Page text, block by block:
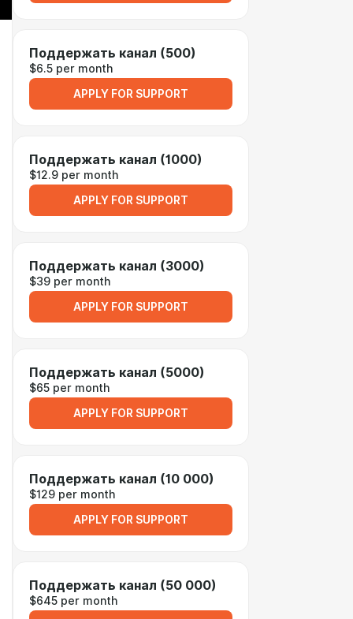
Поддержать канал (500)
$6.5 per month
APPLY FOR SUPPORT
Поддержать канал (1000)
$12.9 per month
APPLY FOR SUPPORT
Поддержать канал (3000)
$39 per month
APPLY FOR SUPPORT
Поддержать канал (5000)
$65 per month
APPLY FOR SUPPORT
Поддержать канал (10 000)
$129 per month
APPLY FOR SUPPORT
Поддержать канал (50 000)
$645 per month